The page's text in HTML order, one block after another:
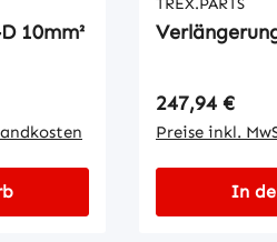
10mm²
TREX.PARTS
Regulärer
247,94 €
Preise inkl.
In